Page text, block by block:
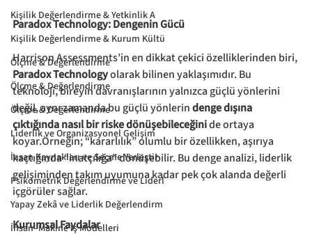
Kişilik Değerlendirme & Yetkinlik A
Kişilik Değerlendirme & Kurum Kültü
Ölçme & Değerlendirme
Ölçme & Değerlendirme
Ölçme & Değerlendirme
Liderlik ve Organizasyonel Gelişim
İnsan Kaynakları ve Seçme Yerleştir
Psikometrik Değerlendirme ve Liderl
Yapay Zekâ ve Liderlik Değerlendirm
İnsan–Makine İş Modelleri
Paradox Technology: Dengenin Gücü
Harrison Assessments’in en dikkat çekici özelliklerinden biri,
Paradox Technology olarak bilinen yaklaşımıdır. Bu
teknoloji, bireyin davranışlarının yalnızca güçlü yönlerini
değil, aynı zamanda bu güçlü yönlerin denge dışına
çıktığında nasıl bir riske dönüşebileceğini de ortaya
koyar.Örneğin; “kararlılık” olumlu bir özellikken, aşırıya
kaçtığında “inatçılığa” dönüşebilir. Bu denge analizi, liderlik
gelişiminden takım uyumuna kadar pek çok alanda değerli
içgörüler sağlar.
Kurumsal Faydalar